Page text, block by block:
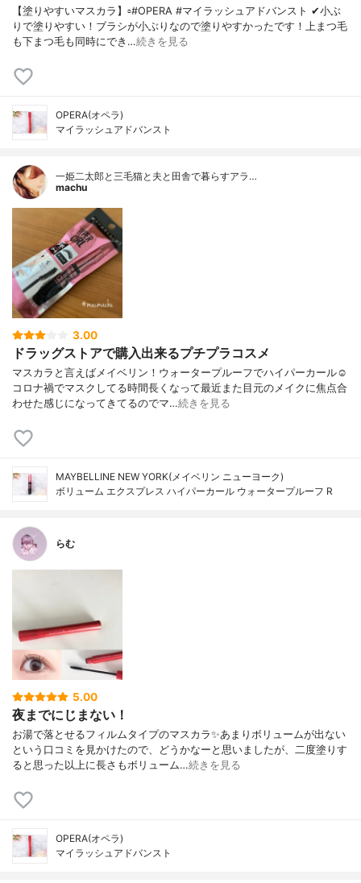
【塗りやすいマスカラ】▫️#OPERA #マイラッシュアドバンスト ✔小ぶ
りで塗りやすい！ブラシが小ぶりなので塗りやすかったです！上まつ毛
も下まつ毛も同時にでき…続きを見る
OPERA(オペラ)
マイラッシュアドバンスト
一姫二太郎と三毛猫と夫と田舎で暮らすアラ…
machu
3.00
ドラッグストアで購入出来るプチプラコスメ
マスカラと言えばメイベリン！ウォータープルーフでハイパーカール☺︎
コロナ禍でマスクしてる時間長くなって最近また目元のメイクに焦点合
わせた感じになってきてるのでマ…続きを見る
MAYBELLINE NEW YORK(メイベリン ニューヨーク)
ボリューム エクスプレス ハイパーカール ウォータープルーフ R
らむ
5.00
夜までにじまない！
お湯で落とせるフィルムタイプのマスカラ✨あまりボリュームが出ない
という口コミを見かけたので、どうかなーと思いましたが、二度塗りす
ると思った以上に長さもボリューム…続きを見る
OPERA(オペラ)
マイラッシュアドバンスト